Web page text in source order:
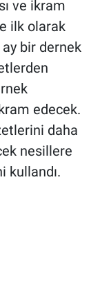
ve ikram
ilk olarak
bir dernek
edecek.
daha
nesillere
kullandı.